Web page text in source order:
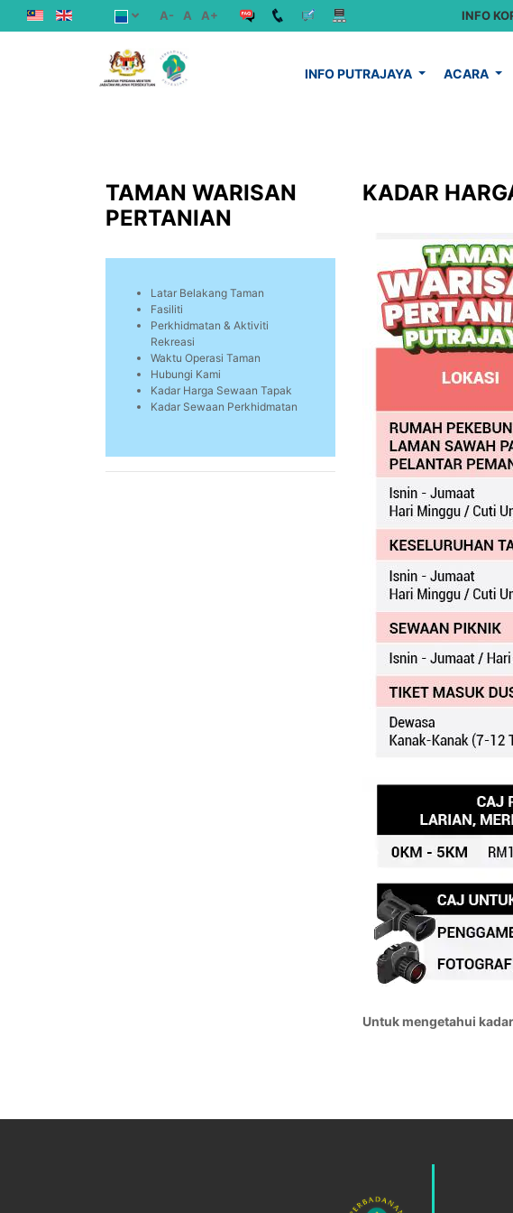
A- A A+ INFO
INFO PUTRAJAYA ACARA
TAMAN WARISAN
PERTANIAN
Latar Belakang Taman
Fasiliti
Perkhidmatan & Aktiviti
Rekreasi
Waktu Operasi Taman
Hubungi Kami
Kadar Harga Sewaan Tapak
Kadar Sewaan Perkhidmatan
KADAR
Untuk mengetahui